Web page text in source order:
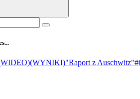
(WYNIKI)"Raport z Auschwitz"